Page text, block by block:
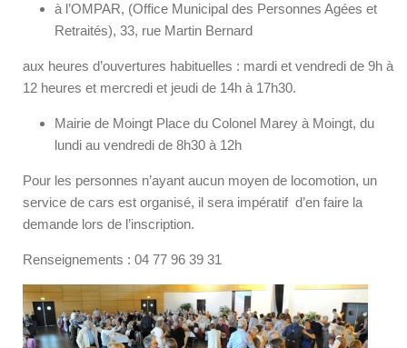
à l’OMPAR, (Office Municipal des Personnes Agées et
Retraités), 33, rue Martin Bernard
aux heures d’ouvertures habituelles : mardi et vendredi de 9h à
12 heures et mercredi et jeudi de 14h à 17h30.
Mairie de Moingt Place du Colonel Marey à Moingt, du
lundi au vendredi de 8h30 à 12h
Pour les personnes n’ayant aucun moyen de locomotion, un
service de cars est organisé, il sera impératif d’en faire la
demande lors de l’inscription.
Renseignements : 04 77 96 39 31